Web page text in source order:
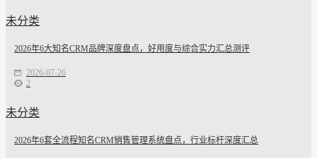
未分类
2026年6大知名CRM品牌深度盘点，好用度与综合实力汇总测评
2026-07-26
2
未分类
2026年6套全流程知名CRM销售管理系统盘点，行业标杆深度汇总